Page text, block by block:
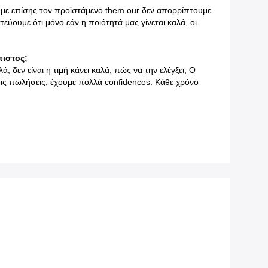
επίσης τον προϊστάμενο them.our δεν απορρίπτουμε
ότι μόνο εάν η ποιότητά μας γίνεται καλά, οι
δεν είναι η τιμή κάνει καλά, πώς να την ελέγξει; Ο
πωλήσεις, έχουμε πολλά confidences. Κάθε χρόνο